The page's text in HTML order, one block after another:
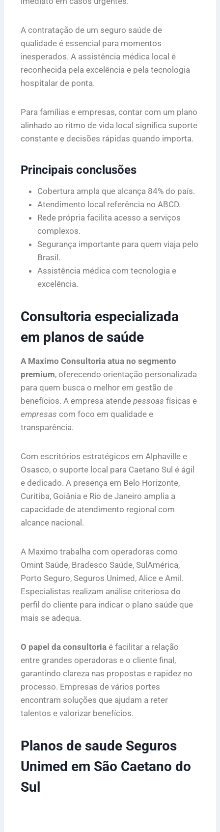
A contratação de um seguro saúde de
qualidade é essencial para momentos
inesperados. A assistência médica local é
reconhecida pela excelência e pela tecnologia
hospitalar de ponta.
Para famílias e empresas, contar com um plano
alinhado ao ritmo de vida local significa suporte
constante e decisões rápidas quando importa.
Principais conclusões
Cobertura ampla que alcança 84% do país.
Atendimento local referência no ABCD.
Rede própria facilita acesso a serviços
complexos.
Segurança importante para quem viaja pelo
Brasil.
Assistência médica com tecnologia e
excelência.
Consultoria especializada
em planos de saúde
A Maximo Consultoria atua no segmento
premium, oferecendo orientação personalizada
para quem busca o melhor em gestão de
benefícios. A empresa atende pessoas físicas e
empresas com foco em qualidade e
transparência.
Com escritórios estratégicos em Alphaville e
Osasco, o suporte local para Caetano Sul é ágil
e dedicado. A presença em Belo Horizonte,
Curitiba, Goiânia e Rio de Janeiro amplia a
capacidade de atendimento regional com
alcance nacional.
A Maximo trabalha com operadoras como
Omint Saúde, Bradesco Saúde, SulAmérica,
Porto Seguro, Seguros Unimed, Alice e Amil.
Especialistas realizam análise criteriosa do
perfil do cliente para indicar o plano saúde que
mais se adequa.
O papel da consultoria é facilitar a relação
entre grandes operadoras e o cliente final,
garantindo clareza nas propostas e rapidez no
processo. Empresas de vários portes
encontram soluções que ajudam a reter
talentos e valorizar benefícios.
Planos de saude Seguros
Unimed em São Caetano do
Sul